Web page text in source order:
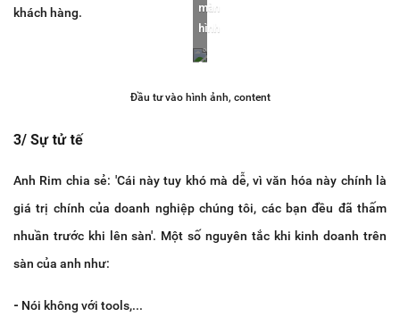
khách hàng.
màn
hình
Đầu tư vào hình ảnh, content
3/ Sự tử tế
Anh Rim chia sẻ: 'Cái này tuy khó mà dễ, vì văn hóa này chính là
giá trị chính của doanh nghiệp chúng tôi, các bạn đều đã thấm
nhuần trước khi lên sàn'. Một số nguyên tắc khi kinh doanh trên
sàn của anh như:
- Nói không với tools,...